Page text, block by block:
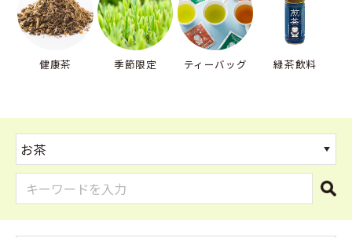
健康茶 季節限定 ティーバッグ 緑茶飲料